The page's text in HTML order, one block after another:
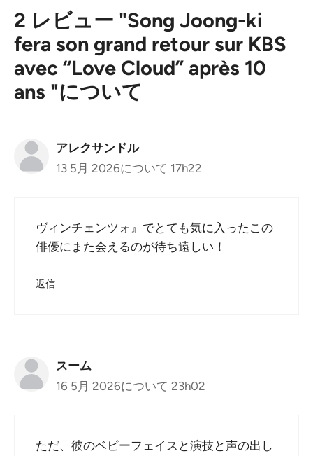
2 レビュー "Song Joong-ki
fera son grand retour sur KBS
avec “Love Cloud” après 10
ans "について
アレクサンドル
13 5月 2026について 17h22
ヴィンチェンツォ』でとても気に入ったこの
俳優にまた会えるのが待ち遠しい！
返信
スーム
16 5月 2026について 23h02
ただ、彼のベビーフェイスと演技と声の出し